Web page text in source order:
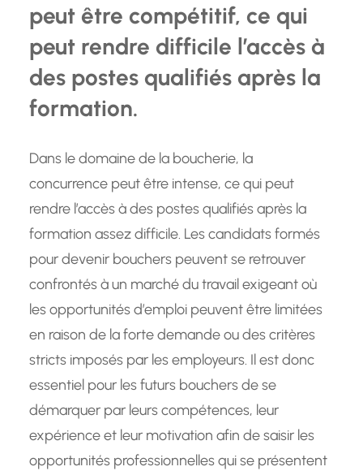
peut être compétitif, ce qui
peut rendre difficile l’accès à
des postes qualifiés après la
formation.
Dans le domaine de la boucherie, la
concurrence peut être intense, ce qui peut
rendre l’accès à des postes qualifiés après la
formation assez difficile. Les candidats formés
pour devenir bouchers peuvent se retrouver
confrontés à un marché du travail exigeant où
les opportunités d’emploi peuvent être limitées
en raison de la forte demande ou des critères
stricts imposés par les employeurs. Il est donc
essentiel pour les futurs bouchers de se
démarquer par leurs compétences, leur
expérience et leur motivation afin de saisir les
opportunités professionnelles qui se présentent